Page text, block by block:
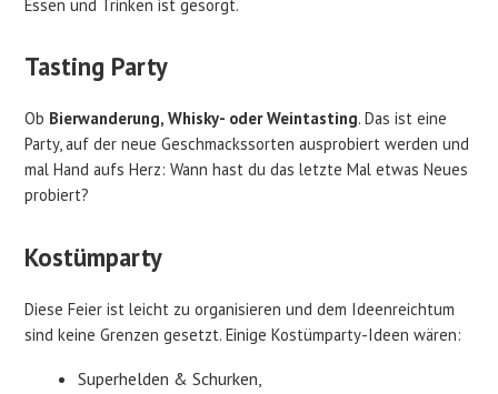
Essen und Trinken ist gesorgt.
Tasting Party
Ob Bierwanderung, Whisky- oder Weintasting. Das ist eine
Party, auf der neue Geschmackssorten ausprobiert werden und
mal Hand aufs Herz: Wann hast du das letzte Mal etwas Neues
probiert?
Kostümparty
Diese Feier ist leicht zu organisieren und dem Ideenreichtum
sind keine Grenzen gesetzt. Einige Kostümparty-Ideen wären:
Superhelden & Schurken,